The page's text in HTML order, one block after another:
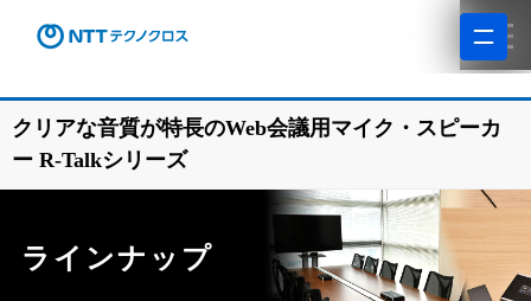
クリアな音質が特長のWeb会議用マイク・スピーカ
ー R-Talkシリーズ
ラインナップ